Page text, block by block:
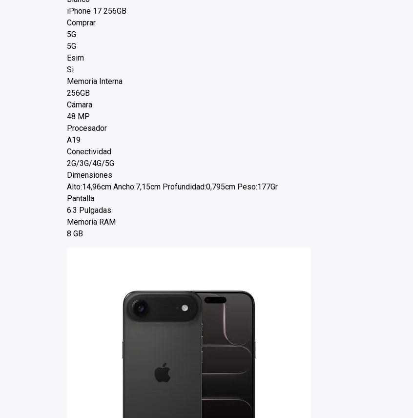
iPhone 17 256GB
Comprar
5G
5G
Esim
Si
Memoria Interna
256GB
Cámara
48 MP
Procesador
A19
Conectividad
2G/3G/4G/5G
Dimensiones
Alto:14,96cm Ancho:7,15cm Profundidad:0,795cm Peso:177Gr
Pantalla
6.3 Pulgadas
Memoria RAM
8 GB